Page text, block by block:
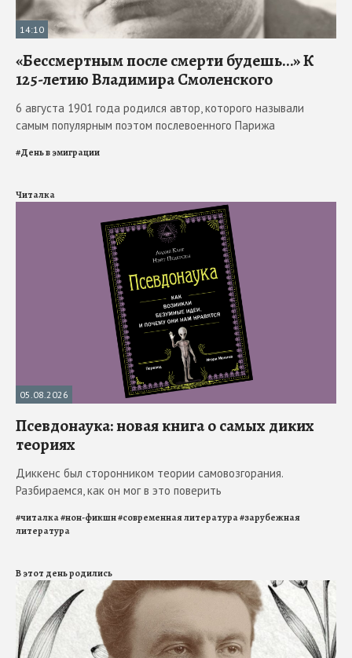
14:10
«Бессмертным после смерти будешь…» К
125-летию Владимира Смоленского
6 августа 1901 года родился автор, которого называли
самым популярным поэтом послевоенного Парижа
#День в эмиграции
Читалка
05.08.2026
Псевдонаука: новая книга о самых диких
теориях
Диккенс был сторонником теории самовозгорания.
Разбираемся, как он мог в это поверить
#читалка#нон-фикшн#современная литература#зарубежная
литература
В этот день родились